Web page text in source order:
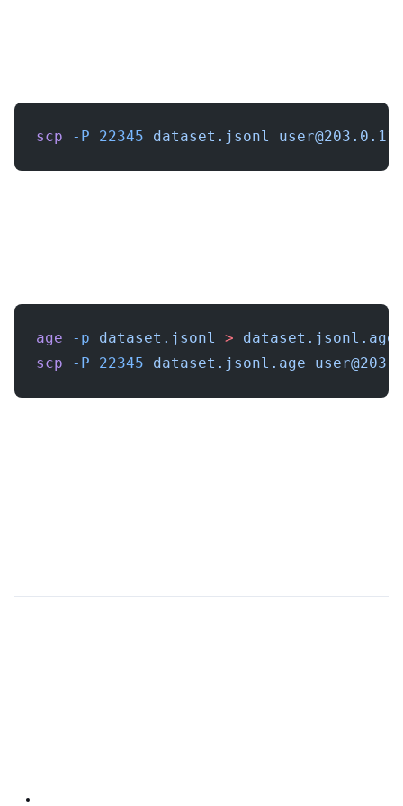
scp -P 22345 dataset.jsonl
age -p dataset.jsonl > dataset.jsonl.age
scp -P 22345 dataset.jsonl.age